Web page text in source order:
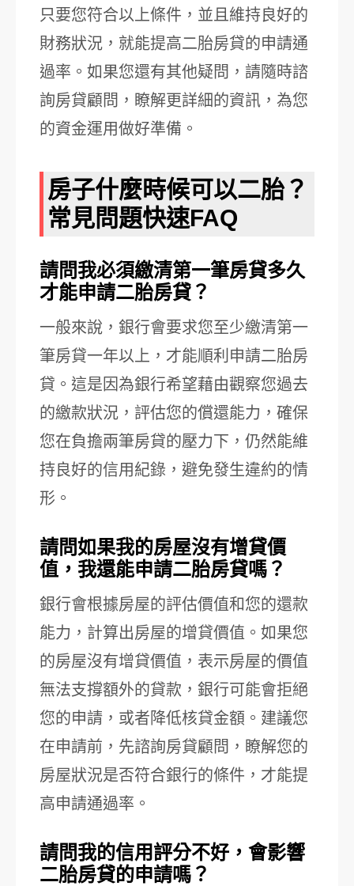
只要您符合以上條件，並且維持良好的
財務狀況，就能提高二胎房貸的申請通
過率。如果您還有其他疑問，請隨時諮
詢房貸顧問，瞭解更詳細的資訊，為您
的資金運用做好準備。
房子什麼時候可以二胎？
常見問題快速FAQ
請問我必須繳清第一筆房貸多久
才能申請二胎房貸？
一般來說，銀行會要求您至少繳清第一
筆房貸一年以上，才能順利申請二胎房
貸。這是因為銀行希望藉由觀察您過去
的繳款狀況，評估您的償還能力，確保
您在負擔兩筆房貸的壓力下，仍然能維
持良好的信用紀錄，避免發生違約的情
形。
請問如果我的房屋沒有增貸價
值，我還能申請二胎房貸嗎？
銀行會根據房屋的評估價值和您的還款
能力，計算出房屋的增貸價值。如果您
的房屋沒有增貸價值，表示房屋的價值
無法支撐額外的貸款，銀行可能會拒絕
您的申請，或者降低核貸金額。建議您
在申請前，先諮詢房貸顧問，瞭解您的
房屋狀況是否符合銀行的條件，才能提
高申請通過率。
請問我的信用評分不好，會影響
二胎房貸的申請嗎？